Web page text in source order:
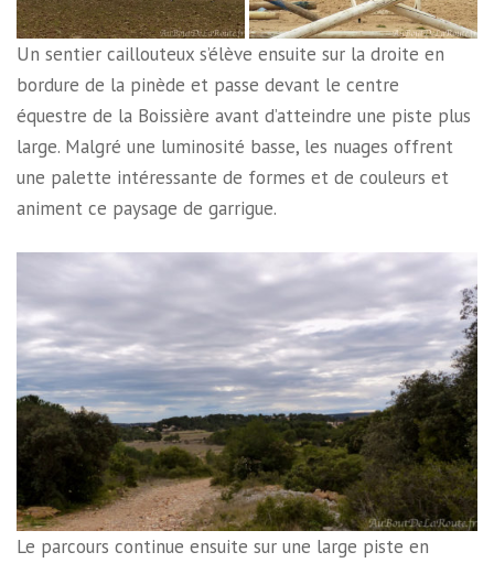
Un sentier caillouteux s’élève ensuite sur la droite en
bordure de la pinède et passe devant le centre
équestre de la Boissière avant d’atteindre une piste plus
large. Malgré une luminosité basse, les nuages offrent
une palette intéressante de formes et de couleurs et
animent ce paysage de garrigue.
Le parcours continue ensuite sur une large piste en